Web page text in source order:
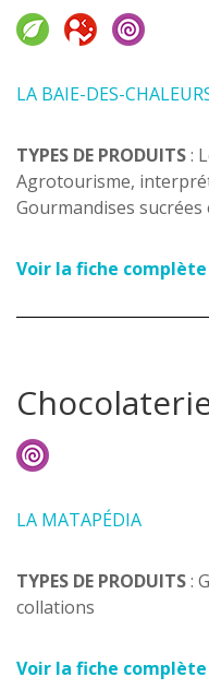
LA BAIE-DES-
TYPES DE PRODUITS:
Agrotourisme,
Gourmandises
Voir la fiche complète
LA MATAPÉDIA
TYPES DE PRODUITS:
collations
Voir la fiche complète